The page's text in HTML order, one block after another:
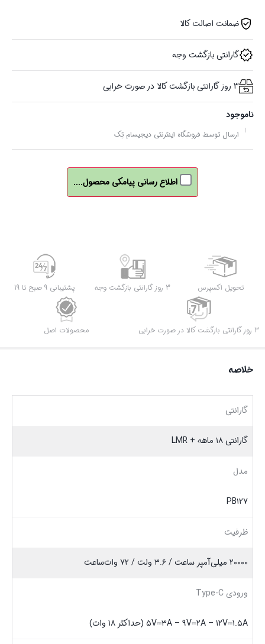
ضمانت اصالت کالا
گارانتی بازگشت وجه
3 روز گارانتی بازگشت کالا در صورت خرابی
ناموجود
ارسال توسط فروشگاه اینترنتی دیجیسام تِک
اطلاع رسانی پیامکی محصول....
تحویل اکسپرس 3 روز گارانتی بازگشت وجه پشتیبانی 9 صبح تا 19
3 روز گارانتی بازگشت کالا در صورت خرابی محصولات اصل
خلاصه
گارانتی
گارانتی ۱۸ ماهه + LMR
مدل
PB۱۲۷
ظرفیت
۲۰۰۰۰ میلی‌آمپر ساعت / ۳.۶ ولت / ۷۲ وات‌ساعت
ورودی‌ Type-C
۵V⎓۳A – ۹V⎓۲A – ۱۲V⎓۱.۵A (حداکثر ۱۸ وات)